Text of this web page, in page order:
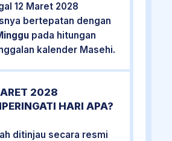
12 Maret 2028
bertepatan dengan
pada hitungan
kalender Masehi.
2028
HARI APA?
ditinjau secara resmi